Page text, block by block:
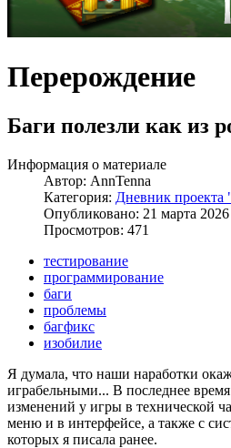
Перерождение
Баги полезли как из
Информация о материале
Автор: AnnTenna
Категория: Дневник
Опубликовано: 21 марта 2026
Просмотров: 471
тестирование
программирование
баги
проблемы
багфикс
изобилие
Я думала, что наши наработки
играбельными... В последнее
изменений у игры в технической
меню и в интерфейсе, а также с
которых я писала ранее.